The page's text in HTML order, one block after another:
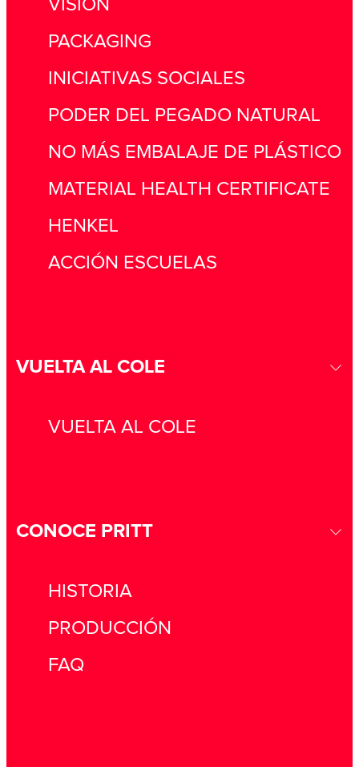
VISIÓN
PACKAGING
INICIATIVAS SOCIALES
PODER DEL PEGADO NATURAL
NO MÁS EMBALAJE DE PLÁSTICO
MATERIAL HEALTH CERTIFICATE
HENKEL
ACCIÓN ESCUELAS
VUELTA AL COLE
VUELTA AL COLE
CONOCE PRITT
HISTORIA
PRODUCCIÓN
FAQ